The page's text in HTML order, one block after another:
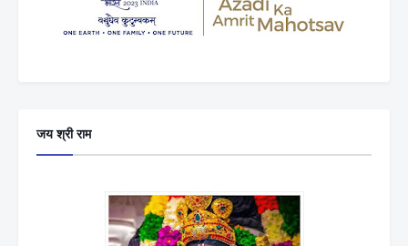
जय श्री राम